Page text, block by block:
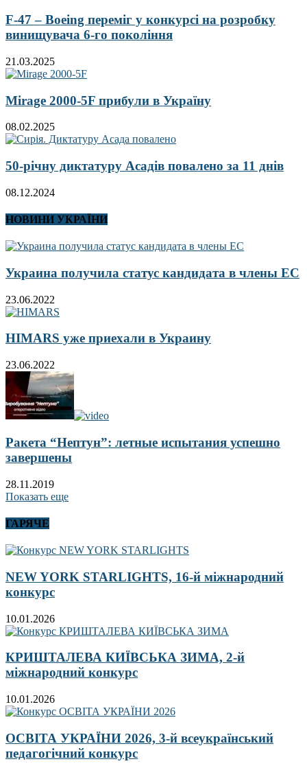
F-47 – Boeing переміг у конкурсі на розробку
винищувача 6-го покоління
21.03.2025
Mirage 2000-5F прибули в Україну
08.02.2025
50-річну диктатуру Асадів повалено за 11 днів
08.12.2024
НОВИНИ УКРАЇНИ
Украина получила статус кандидата в члены ЕС
23.06.2022
HIMARS уже приехали в Украину
23.06.2022
Ракета “Нептун”: летные испытания успешно
завершены
28.11.2019
Показать еще
ГАРЯЧЕ
NEW YORK STARLIGHTS, 16-й міжнародний
конкурс
10.01.2026
КРИШТАЛЕВА КИЇВСЬКА ЗИМА, 2-й
міжнародний конкурс
10.01.2026
ОСВІТА УКРАЇНИ 2026, 3-й всеукраїнський
педагогічний конкурс